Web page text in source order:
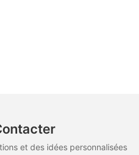
et des idées personnalisées